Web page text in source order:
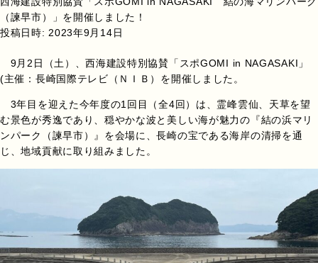
（諫早市）」を開催しました！
投稿日時: 2023年9月14日
9月2日（土）、西海建設特別協賛「スポGOMI in NAGASAKI」
(主催：長崎国際テレビ（ＮＩＢ）を開催しました。
3年目を迎えた今年度の1回目（全4回）は、霊峰雲仙、天草を望
む景色が秀逸であり、穏やかな波と美しい海が魅力の『結の浜マリ
ンパーク（諫早市）』を会場に、長崎の宝である海岸の清掃を通
じ、地域貢献に取り組みました。